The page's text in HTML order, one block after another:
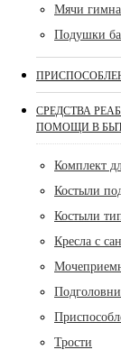
Мячи
Подушки
СРЕДСТВА
ПОМОЩИ В
Комплект
Костыли
Костыли
Кресла с
Трости